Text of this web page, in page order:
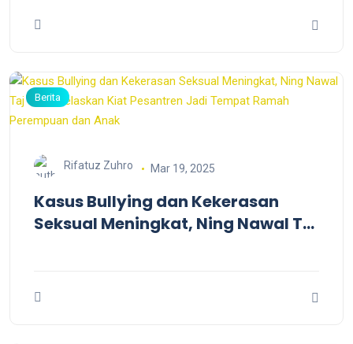
pemulihan panjang, sering disebut masa nifas, yang
Berita
Rifatuz Zuhro Mar 19, 2025
Kasus Bullying dan Kekerasan
Seksual Meningkat, Ning Nawal Taj
Anak